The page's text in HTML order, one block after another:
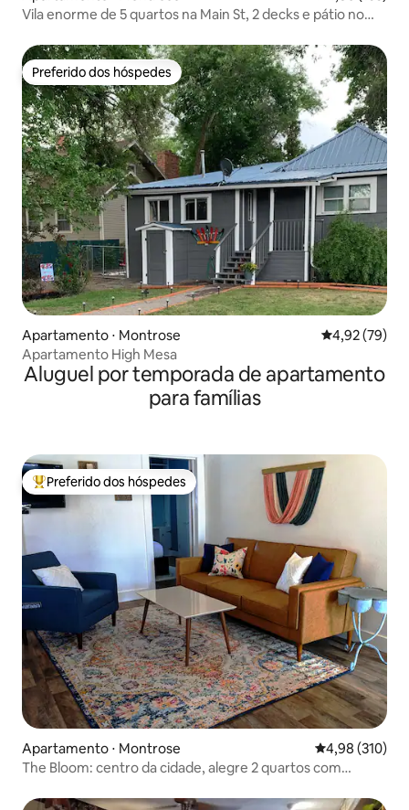
Vila enorme de 5 quartos na Main St, 2 decks e pátio no
Preferido dos hóspedes
Preferido dos hóspedes
Apartamento ⋅ Montrose 4,92 de uma
4,92 (79)
Apartamento High Mesa
Aluguel por temporada de apartamento
para famílias
Entre os melhores preferidos dos hóspedes
Preferido dos hóspedes
Apartamento ⋅ Montrose 4,98 de uma
4,98 (310)
The Bloom: centro da cidade, alegre 2 quartos com